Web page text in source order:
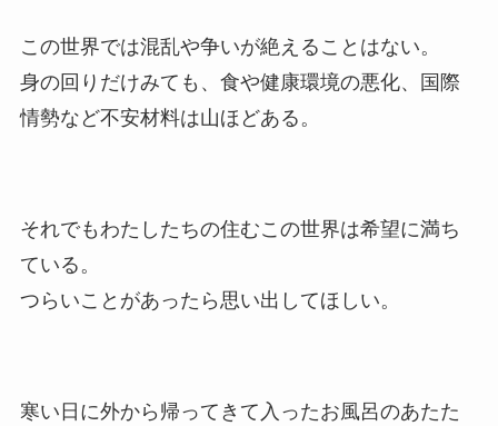
この世界では混乱や争いが絶えることはない。
身の回りだけみても、食や健康環境の悪化、国際
情勢など不安材料は山ほどある。
それでもわたしたちの住むこの世界は希望に満ち
ている。
つらいことがあったら思い出してほしい。
寒い日に外から帰ってきて入ったお風呂のあたた